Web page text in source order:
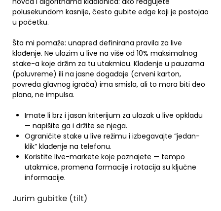
polusekundom kasnije, često gubite edge koji je postojao
u početku.
Šta mi pomaže: unapred definirana pravila za live
klađenje. Ne ulazim u live na više od 10% maksimalnog
stake-a koje držim za tu utakmicu. Klađenje u pauzama
(poluvreme) ili na jasne događaje (crveni karton,
povreda glavnog igrača) ima smisla, ali to mora biti deo
plana, ne impulsa.
Imate li brz i jasan kriterijum za ulazak u live opkladu
— napišite ga i držite se njega.
Ograničite stake u live režimu i izbegavajte “jedan-
klik” klađenje na telefonu.
Koristite live-markete koje poznajete — tempo
utakmice, promena formacije i rotacija su ključne
informacije.
Jurim gubitke (tilt)